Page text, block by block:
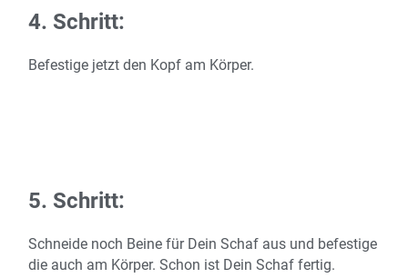
4. Schritt:
Befestige jetzt den Kopf am Körper.
5. Schritt:
Schneide noch Beine für Dein Schaf aus und befestige
die auch am Körper. Schon ist Dein Schaf fertig.